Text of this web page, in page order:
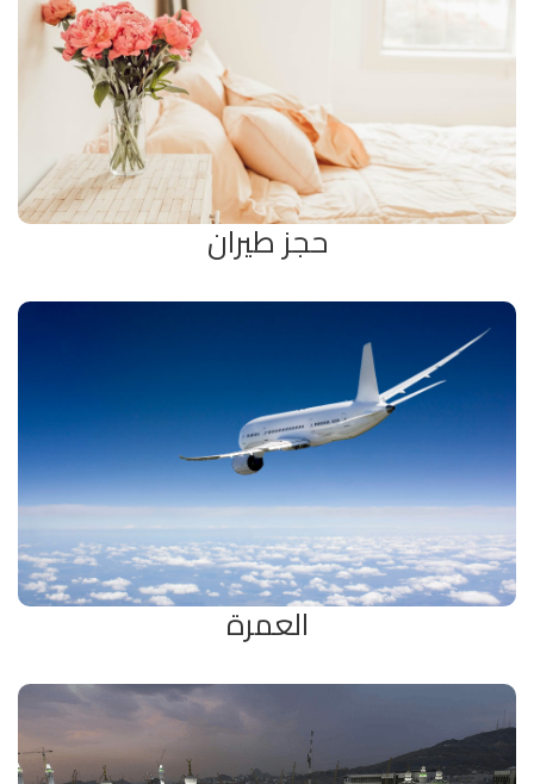
خبرتنا في حجز الفنادق تجعلنا خيارك المثالي في حجز الفنادق في
كافة دول العالم ، خيارت متنوعة بأفضل اداء خدمي و كذلك
سياسة عادلة في الحجز و الاسترجاع الالغاء ، تمتع معنا بسُفرة لا
تُنسي و إجعل أماكن خيارك المناسب .
حجز طيران
نرتبط عبر موقعنا بالعديد من الوكالات و شركات الطيران ،
تستطيع من أماكن أن تحجز أفضل الاسعار علي كافة خطوط
الطيران ، وكذلك الاستفادة من عروضنا علي كافة شركات
الطيران بحسب الامكانية .
العمرة